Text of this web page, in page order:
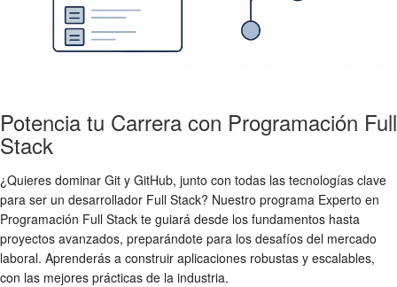
Potencia tu Carrera con Programación Full
Stack
¿Quieres dominar Git y GitHub, junto con todas las tecnologías clave
para ser un desarrollador Full Stack? Nuestro programa Experto en
Programación Full Stack te guiará desde los fundamentos hasta
proyectos avanzados, preparándote para los desafíos del mercado
laboral. Aprenderás a construir aplicaciones robustas y escalables,
con las mejores prácticas de la industria.